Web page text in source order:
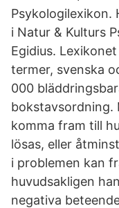
Psykologilexikon.
i Natur & Kulturs
Egidius.
termer, svenska
000
bokstavsordning.
komma fram till
lösas, eller
i problemen kan
huvudsakligen
negativa